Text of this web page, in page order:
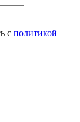
с политикой